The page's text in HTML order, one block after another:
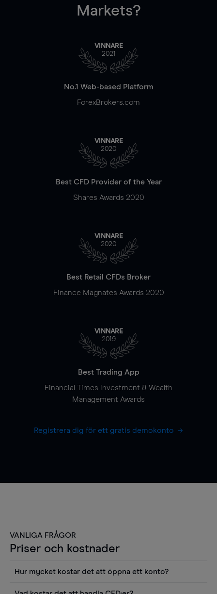
Markets?
VINNARE
2021
No.1 Web-based Platform
ForexBrokers.com
VINNARE
2020
Best CFD Provider of the Year
Shares Awards 2020
VINNARE
2020
Best Retail CFDs Broker
Finance Magnates Awards 2020
VINNARE
2019
Best Trading App
Financial Times Investment & Wealth
Management Awards
Registrera dig för ett gratis demokonto
VANLIGA FRÅGOR
Priser och kostnader
Hur mycket kostar det att öppna ett konto?